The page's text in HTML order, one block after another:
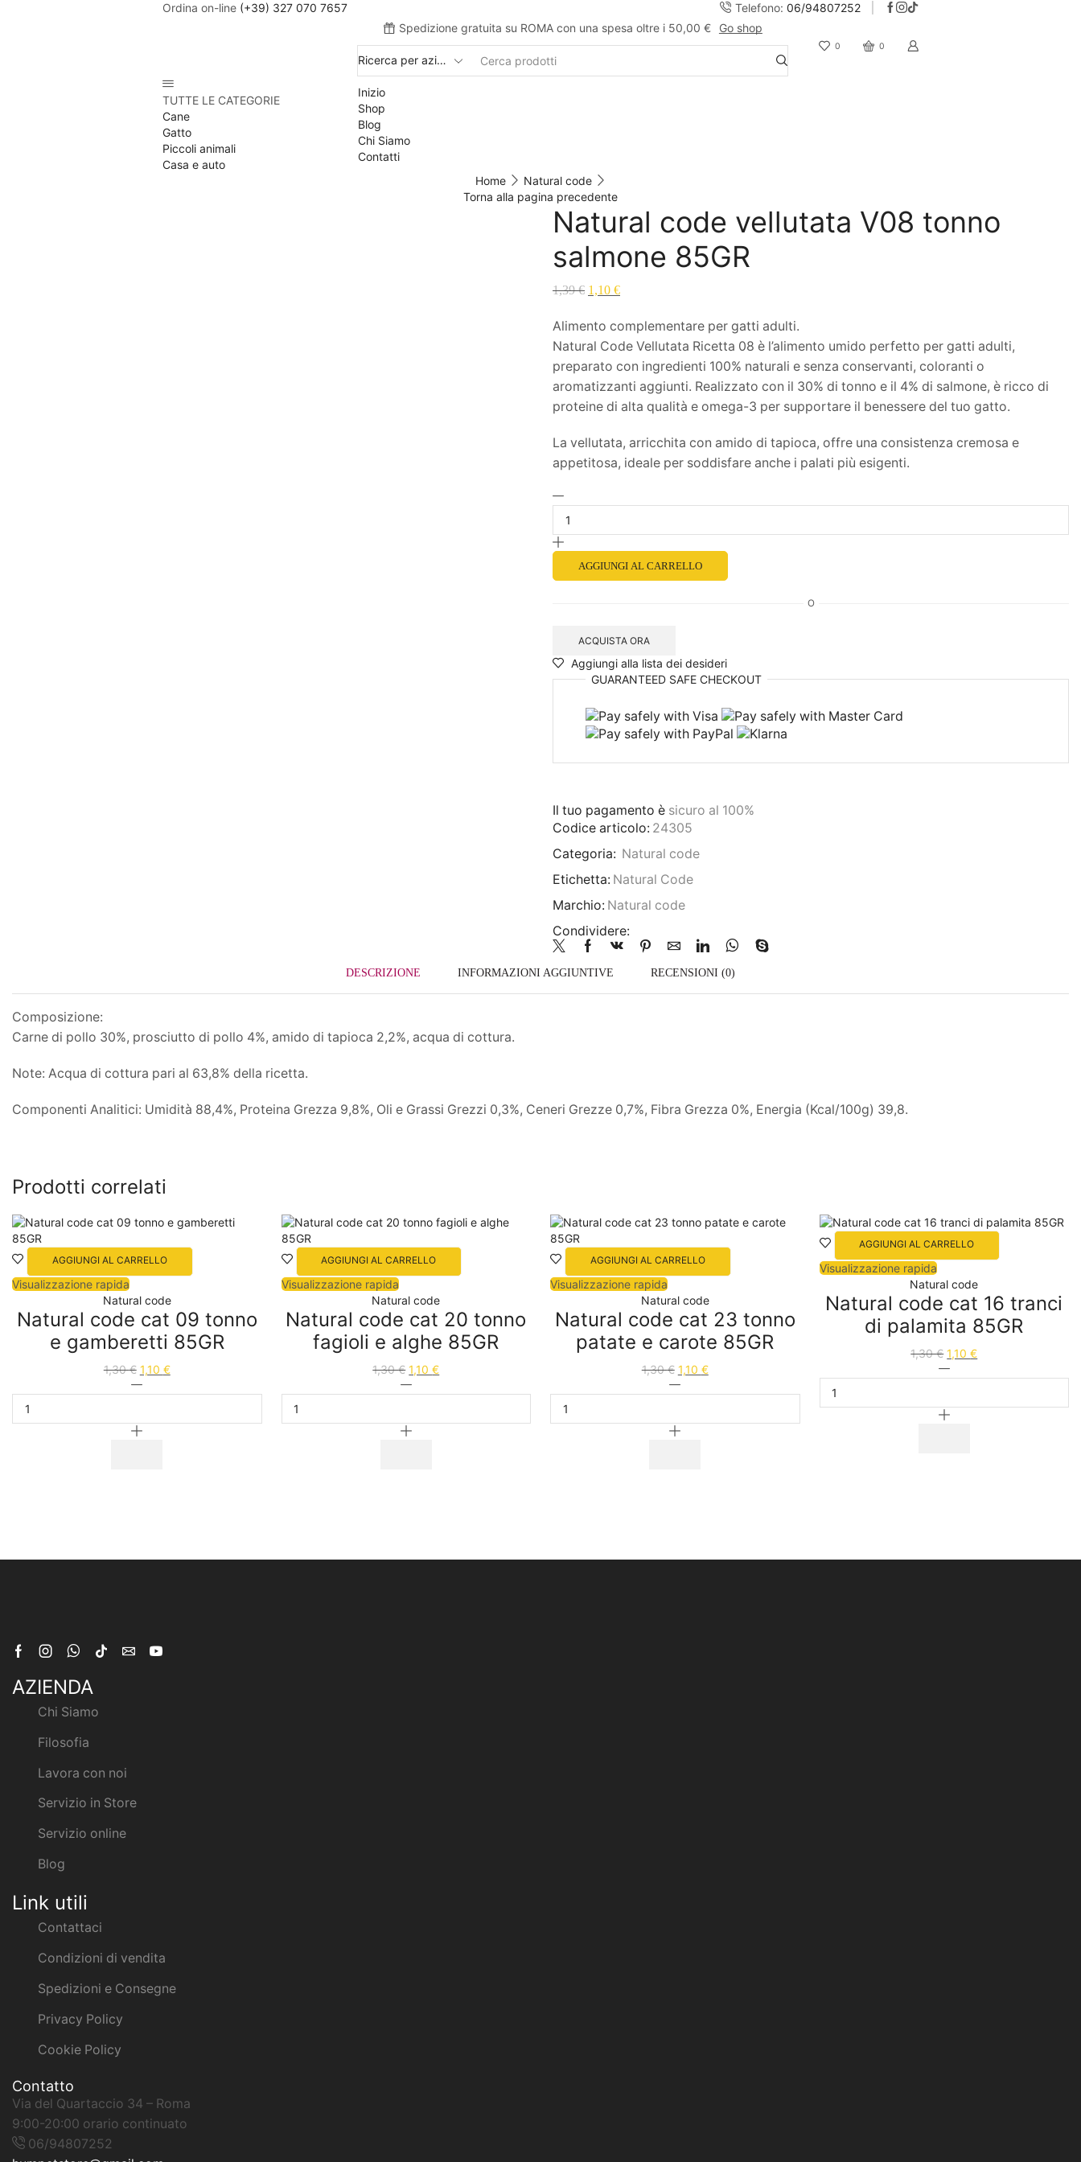
Ordina on-line (+39) 327 070 7657 Telefono: 06/94807252
Spedizione gratuita su ROMA con una spesa oltre i 50,00 €
Go shop
0 0
TUTTE LE CATEGORIE
Cane
Gatto
Piccoli animali
Casa e auto
Inizio
Shop
Blog
Chi Siamo
Contatti
Home
Natural code
Torna alla pagina precedente
Natural code vellutata V08 tonno
salmone 85GR
1,39€ 1,10 €
Alimento complementare per gatti adulti.
Natural Code Vellutata Ricetta 08 è l’alimento umido perfetto per gatti adulti,
preparato con ingredienti 100% naturali e senza conservanti, coloranti o
aromatizzanti aggiunti. Realizzato con il 30% di tonno e il 4% di salmone, è ricco di
proteine di alta qualità e omega-3 per supportare il benessere del tuo gatto.
La vellutata, arricchita con amido di tapioca, offre una consistenza cremosa e
appetitosa, ideale per soddisfare anche i palati più esigenti.
AGGIUNGI AL CARRELLO
O
ACQUISTA ORA
Aggiungi alla lista dei desideri
GUARANTEED SAFECHECKOUT
Il tuo pagamento è sicuro al 100%
Codice articolo: 24305
Categoria: Natural code
Etichetta: Natural Code
Marchio: Natural code
Condividere:
DESCRIZIONE INFORMAZIONI AGGIUNTIVE RECENSIONI (0)
Composizione:
Carne di pollo 30%, prosciutto di pollo 4%, amido di tapioca 2,2%, acqua di cottura.
Note: Acqua di cottura pari al 63,8% della ricetta.
Componenti Analitici: Umidità 88,4%, Proteina Grezza 9,8%, Oli e Grassi Grezzi 0,3%, Ceneri Grezze 0,7%, Fibra Grezza 0%, Energia (Kcal/100g) 39,8.
Prodotti correlati
AGGIUNGI AL CARRELLO
Visualizzazione rapida
Natural code
Natural code cat 09 tonno
e gamberetti 85GR
1,30€ 1,10 €
AGGIUNGI AL CARRELLO
Visualizzazione rapida
Natural code
Natural code cat 20 tonno
fagioli e alghe 85GR
1,30€ 1,10€
AGGIUNGI AL CARRELLO
Visualizzazione rapida
Natural code
Natural code cat 23 tonno
patate e carote 85GR
1,30€ 1,10 €
AGGIUNGI AL CARRELLO
Visualizzazione rapida
Natural code
Natural code cat 16 tranci
di palamita 85GR
1,30€ 1,10€
AZIENDA
Chi Siamo
Filosofia
Lavora con noi
Servizio in Store
Servizio online
Blog
Link utili
Contattaci
Condizioni di vendita
Spedizioni e Consegne
Privacy Policy
Cookie Policy
Contatto
Via del Quartaccio 34 – Roma
9:00-20:00 orario continuato
06/94807252